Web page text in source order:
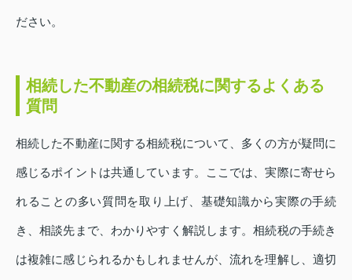
ださい。
相続した不動産の相続税に関するよくある
質問
相続した不動産に関する相続税について、多くの方が疑問に
感じるポイントは共通しています。ここでは、実際に寄せら
れることの多い質問を取り上げ、基礎知識から実際の手続
き、相談先まで、わかりやすく解説します。相続税の手続き
は複雑に感じられるかもしれませんが、流れを理解し、適切